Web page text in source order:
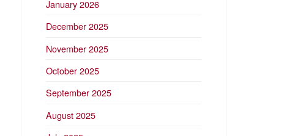
January 2026
December 2025
November 2025
October 2025
September 2025
August 2025